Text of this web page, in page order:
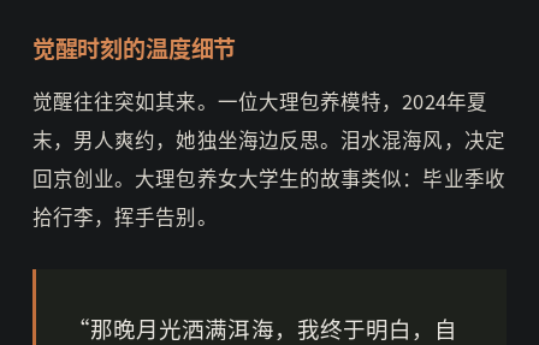
觉醒时刻的温度细节
觉醒往往突如其来。一位大理包养模特，2024年夏
末，男人爽约，她独坐海边反思。泪水混海风，决定
回京创业。大理包养女大学生的故事类似：毕业季收
拾行李，挥手告别。
“那晚月光洒满洱海，我终于明白，自